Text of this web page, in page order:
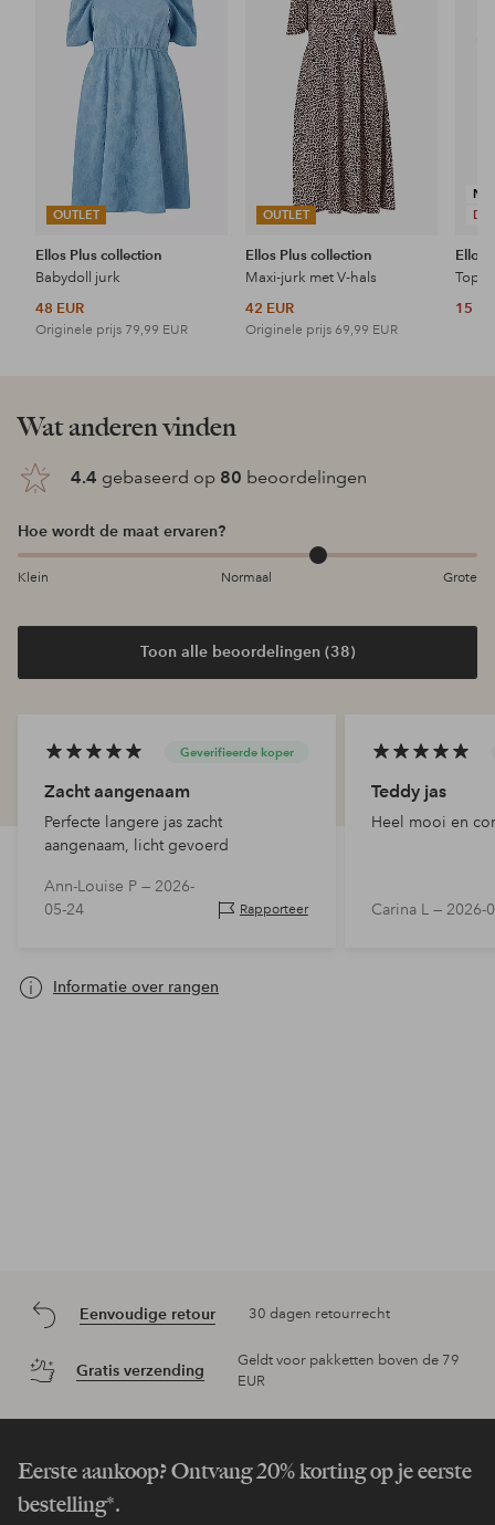
OUTLET
favorieten
Ellos Plus collection
Babydoll jurk
48 EUR
Originele prijs 79,99 EUR
OUTLET
Ellos Plus collection
Maxi-jurk met V-hals
42 EUR
Originele prijs 69,99 EUR
Ellos
Topje
15
Wat anderen vinden
4.4 gebaseerd op 80 beoordelingen
Hoe wordt de maat ervaren?
Klein Normaal Grote
Toon alle beoordelingen (38)
Geverifieerde koper
Zacht aangenaam
Perfecte langere jas zacht
aangenaam, licht gevoerd
Ann-Louise P — 2026-
05-24
Rapporteer
Teddy jas
Heel mooi en
Carina L — 2026-
Informatie over rangen
Eenvoudige retour 30 dagen retourrecht
Gratis verzending
Geldt voor pakketten boven de 79
EUR
Eerste aankoop? Ontvang 20% korting op je eerste
bestelling*.